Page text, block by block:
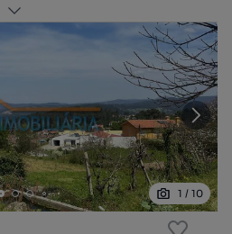
1 / 10